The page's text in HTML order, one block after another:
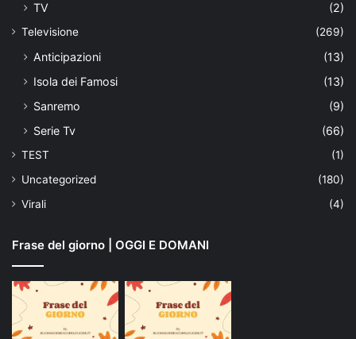
TV
(2)
Televisione (269)
Anticipazioni
(13)
Isola dei Famosi
(13)
Sanremo
(9)
Serie Tv
(66)
TEST
(1)
Uncategorized
(180)
Virali
(4)
Frase del giorno | OGGI E DOMANI